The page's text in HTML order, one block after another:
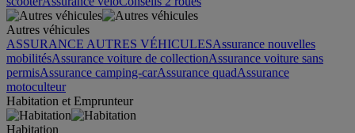
Autres véhicules
ASSURANCE AUTRES VÉHICULESAssurance nouvelles
mobilitésAssurance voiture de collectionAssurance voiture sans
permisAssurance camping-carAssurance quadAssurance
motoculteur
Habitation et Emprunteur
Habitation